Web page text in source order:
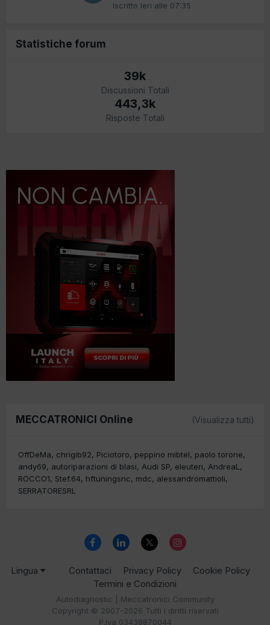
Iscritto Ieri alle 07:35
Statistiche forum
39k
Discussioni Totali
443,3k
Risposte Totali
MECCATRONICI Online (Visualizza tutti)
OffDeMa chrigib92 Piciotoro peppino mibtel
paolo torone
andy69
autoriparazioni di blasi Audi SP eleuteri
AndreaL
ROCCO1
Stef.64 hftuningsnc mdc
alessandromattioli
SERRATORESRL
Lingua Contattaci Privacy Policy
Cookie Policy
Termini e Condizioni
Autodiagnostic | Meccatronici Community
Copyright © 2007-2026 Tutti i diritti riservati
P.iva 03438870044